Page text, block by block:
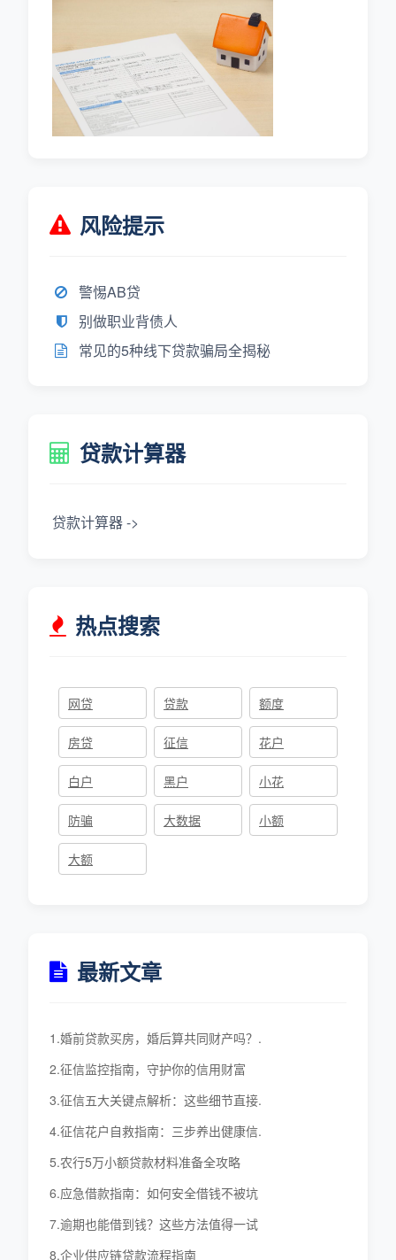
风险提示
警惕AB贷
别做职业背债人
常见的5种线下贷款骗局全揭秘
贷款计算器
贷款计算器 ->
热点搜索
网贷 贷款 额度
房贷 征信 花户
白户 黑户 小花
防骗 大数据 小额
大额
最新文章
1.婚前贷款买房，婚后算共同财产吗？.
2.征信监控指南，守护你的信用财富
3.征信五大关键点解析：这些细节直接.
4.征信花户自救指南：三步养出健康信.
5.农行5万小额贷款材料准备全攻略
6.应急借款指南：如何安全借钱不被坑
7.逾期也能借到钱？这些方法值得一试
8.企业供应链贷款流程指南